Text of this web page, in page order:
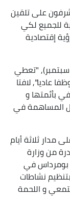
على تلقين
للجميع لكي
إقتصادية
مناسبة اليوم الوطني للإمام (15 سبتمبر), "تعطي
لافتا
بأئمتها و
المساهمة في
ثلاثة أيام
من وزارة
في
و ذلك بتنظيم نشاطات
و اللحمة